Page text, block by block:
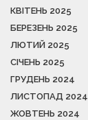
КВІТЕНЬ 2025
БЕРЕЗЕНЬ 2025
ЛЮТИЙ 2025
СІЧЕНЬ 2025
ГРУДЕНЬ 2024
ЛИСТОПАД 2024
ЖОВТЕНЬ 2024